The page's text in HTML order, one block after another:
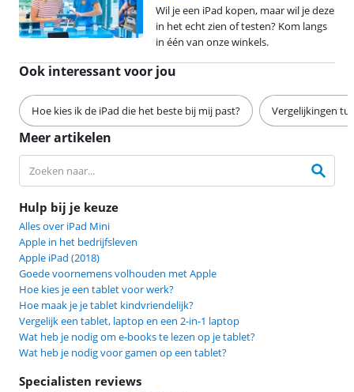
Wil je een iPad kopen, maar wil je deze
in het echt zien of testen? Kom langs
in één van onze winkels.
Ook interessant voor jou
Hoe kies ik de iPad die het beste bij mij past? Vergelijkingen
Meer artikelen
Hulp bij je keuze
Alles over iPad Mini
Apple in het bedrijfsleven
Apple iPad (2018)
Goede voornemens volhouden met Apple
Hoe kies je een tablet voor werk?
Hoe maak je je tablet kindvriendelijk?
Vergelijk een tablet, laptop en een 2-in-1 laptop
Wat heb je nodig om e-books te lezen op je tablet?
Wat heb je nodig voor gamen op een tablet?
Specialisten reviews